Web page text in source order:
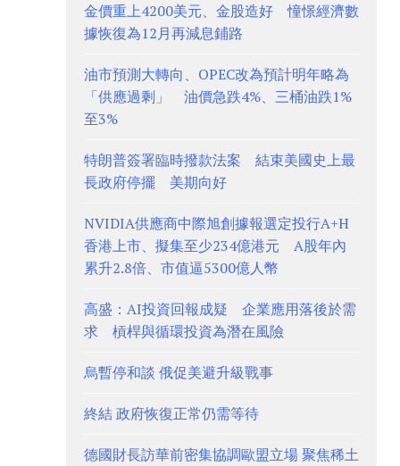
金價重上4200美元、金股造好 憧憬經濟數
據恢復為12月再減息鋪路
油市預測大轉向、OPEC改為預計明年略為
「供應過剩」 油價急跌4%、三桶油跌1%
至3%
特朗普簽署臨時撥款法案 結束美國史上最
長政府停擺 美期向好
NVIDIA供應商中際旭創據報選定投行A+H
香港上市、擬集至少234億港元 A股年內
累升2.8倍、市值逼5300億人幣
高盛：AI投資回報成疑 企業應用落後於需
求 槓桿與循環投資為潛在風險
烏暫停和談 俄促美避升級戰事
終結 政府恢復正常仍需等待
德國財長訪華前密集協調歐盟立場 聚焦稀土